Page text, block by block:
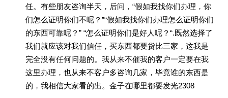
任。有些朋友咨询半天，后问，“假如我找你们办理，你
们怎么证明你们不呢？”“假如我找你们办理怎么证明你们
的东西可靠呢？” “怎么证明你们是好人呢？“.既然选择了
我们就应该对我们信任，买东西都要货比三家，这我是
完全没有任何问题的。我从来不催我的客户一定要在我
这里办理，也从来不客户多咨询几家，毕竟谁的东西是
的，我相信大家看的出。金子在哪里都要发光2308